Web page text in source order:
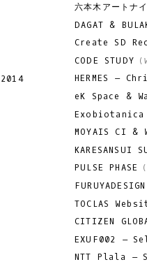
六本木アートナ
DAGAT &
Create SD
CODE STUDY (
2014 HERMES –
eK Space &
Exobiotanica
MOYAIS CI &
KARESANSUI
PULSE PHASE (
TOCLAS
CITIZEN
EXUF002 –
NTT Plala –